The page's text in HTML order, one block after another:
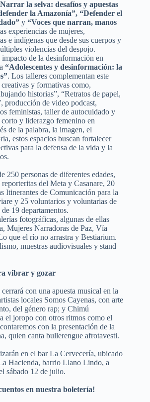
la selva: desafíos y apuestas
la Amazonía”, “Defender el
y “Voces que narran, manos
experiencias de mujeres,
e indígenas que desde sus cuerpos y
violencias del despojo.
de la desinformación en
“Adolescentes y desinformación: la
. Los talleres complementan este
y formativas como,
historias”, “Retratos de papel,
producción de video podcast,
feministas, taller de autocuidado y
y liderazgo femenino en
de la palabra, la imagen, el
estos espacios buscan fortalecer
para la defensa de la vida y la
250 personas de diferentes edades,
del Meta y Casanare, 20
Itinerantes de Comunicación para la
y 25 voluntarios y voluntarias de
19 departamentos.
fotográficas, algunas de ellas
Mujeres Narradoras de Paz, Vía
que el río no arrastra y Bestiarium.
muestras audiovisuales y stand
vibrar y gozar
con una apuesta musical en la
locales Somos Cayenas, con arte
del género rap; y Chimú
el joropo con otros ritmos como el
con la presentación de la
quien canta bullerengue afrotavesti.
en el bar La Cervecería, ubicado
Hacienda, barrio Llano Lindo, a
sábado 12 de julio.
en nuestra boletería!